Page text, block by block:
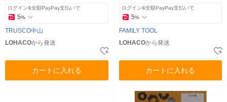
ログイン&全額PayPay支払いで
5%
TRUSCO中山
LOHACOから発送
カートに入れる
ログイン&全額PayPay支払いで
5%
FAMILY TOOL
LOHACOから発送
カートに入れる